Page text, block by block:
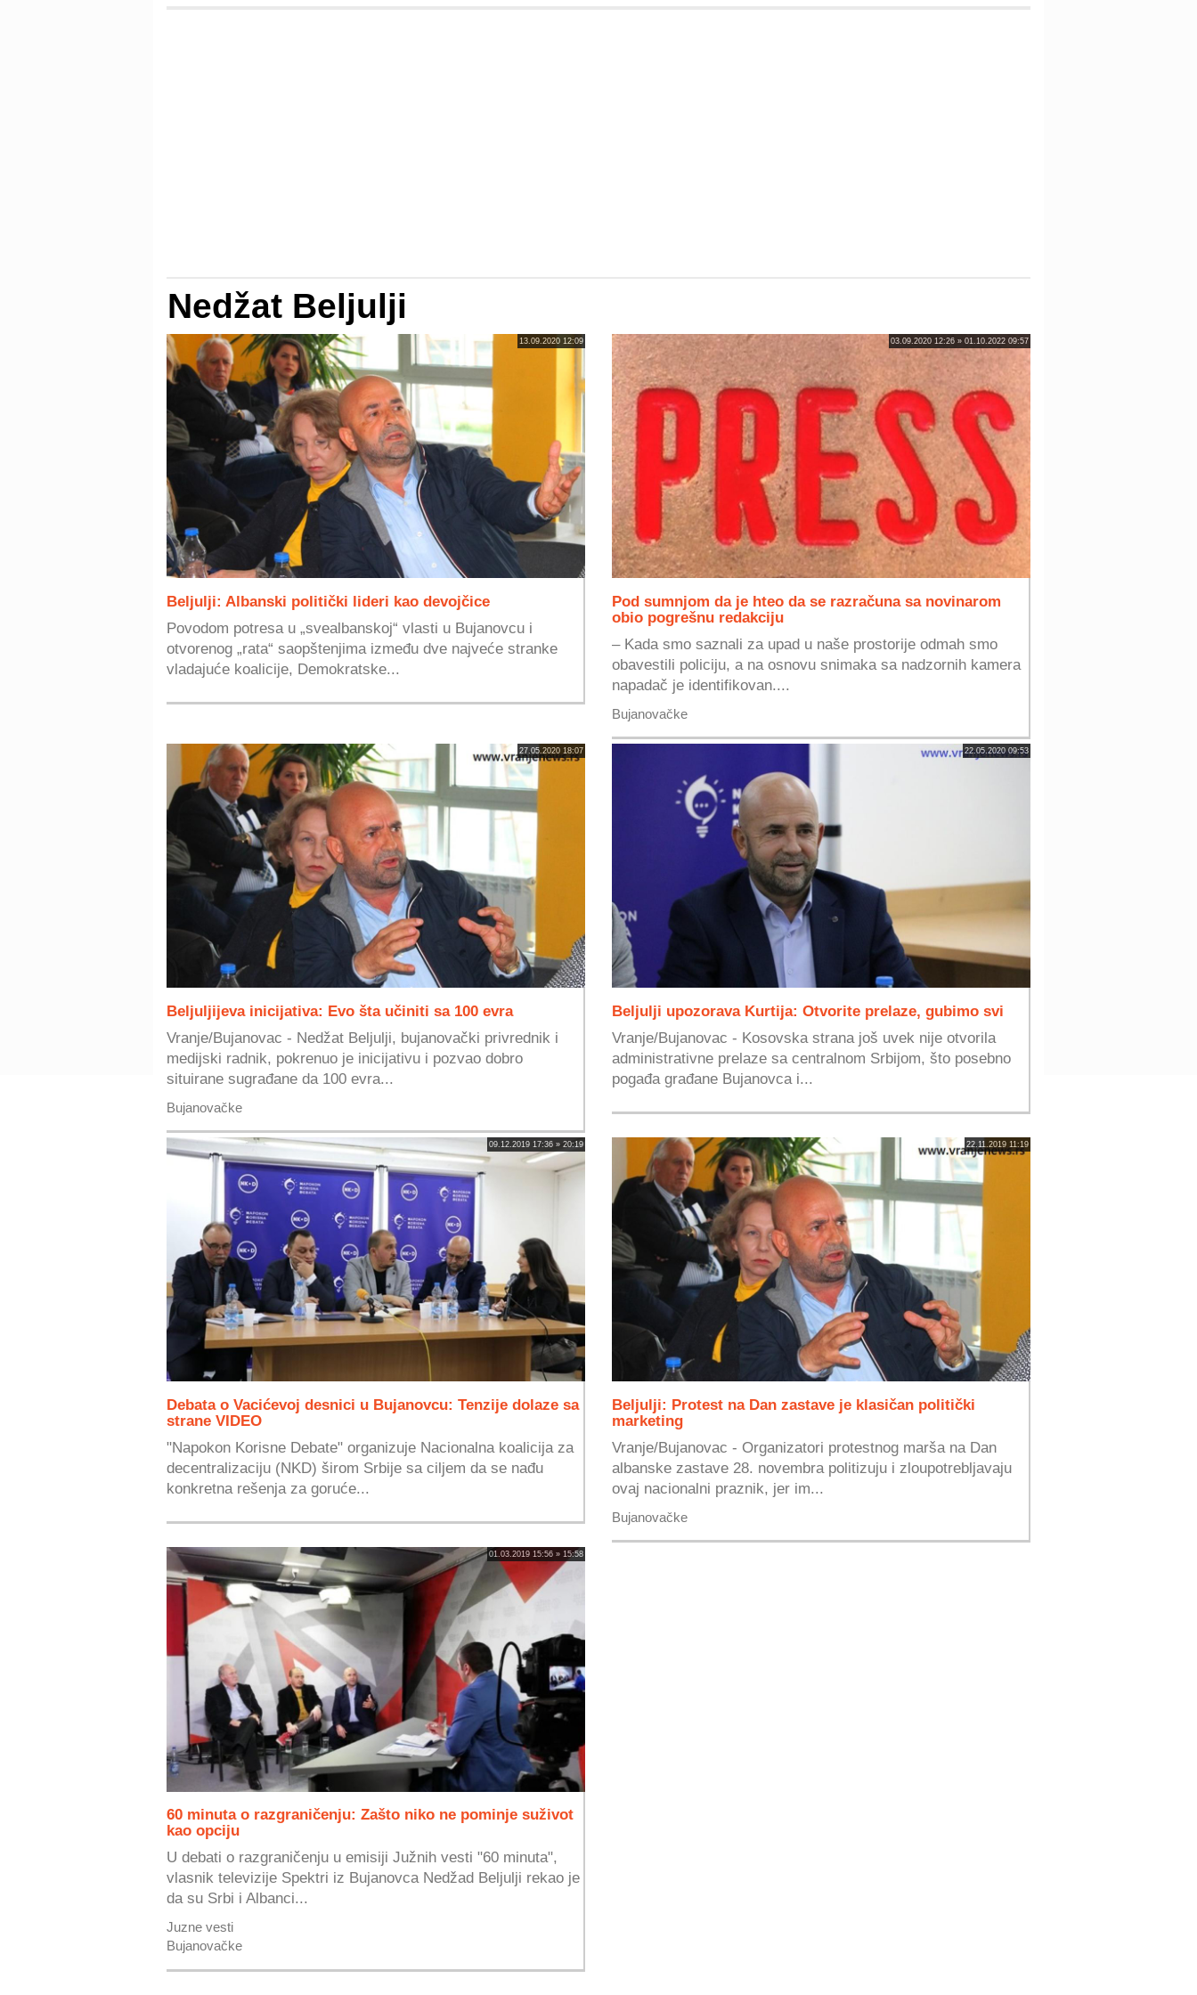
Nedžat Beljulji
13.09.2020 12:09
Beljulji: Albanski politički lideri kao devojčice
Povodom potresa u „svealbanskoj“ vlasti u Bujanovcu i
otvorenog „rata“ saopštenjima između dve najveće stranke
vladajuće koalicije, Demokratske...
03.09.2020 12:26 » 01.10.2022 09:57
Pod sumnjom da je hteo da se razračuna sa novinarom
obio pogrešnu redakciju
– Kada smo saznali za upad u naše prostorije odmah smo
obavestili policiju, a na osnovu snimaka sa nadzornih kamera
napadač je identifikovan....
Bujanovačke
27.05.2020 18:07
Beljuljijeva inicijativa: Evo šta učiniti sa 100 evra
Vranje/Bujanovac - Nedžat Beljulji, bujanovački privrednik i
medijski radnik, pokrenuo je inicijativu i pozvao dobro
situirane sugrađane da 100 evra...
Bujanovačke
22.05.2020 09:53
Beljulji upozorava Kurtija: Otvorite prelaze, gubimo svi
Vranje/Bujanovac - Kosovska strana još uvek nije otvorila
administrativne prelaze sa centralnom Srbijom, što posebno
pogađa građane Bujanovca i...
09.12.2019 17:36 » 20:19
Debata o Vacićevoj desnici u Bujanovcu: Tenzije dolaze sa
strane VIDEO
"Napokon Korisne Debate" organizuje Nacionalna koalicija za
decentralizaciju (NKD) širom Srbije sa ciljem da se nađu
konkretna rešenja za goruće...
22.11.2019 11:19
Beljulji: Protest na Dan zastave je klasičan politički
marketing
Vranje/Bujanovac - Organizatori protestnog marša na Dan
albanske zastave 28. novembra politizuju i zloupotrebljavaju
ovaj nacionalni praznik, jer im...
Bujanovačke
01.03.2019 15:56 » 15:58
60 minuta o razgraničenju: Zašto niko ne pominje suživot
kao opciju
U debati o razgraničenju u emisiji Južnih vesti "60 minuta",
vlasnik televizije Spektri iz Bujanovca Nedžad Beljulji rekao je
da su Srbi i Albanci...
Juzne vesti
Bujanovačke